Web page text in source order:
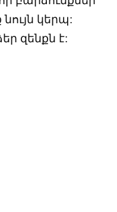
կերպ:
զենքն է: